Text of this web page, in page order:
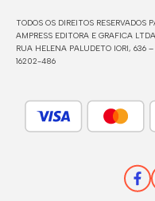
TODOS OS DIREITOS RESERVADOS
AMPRESS EDITORA E GRAFICA
RUA HELENA PALUDETO IORI, 636
16202-486